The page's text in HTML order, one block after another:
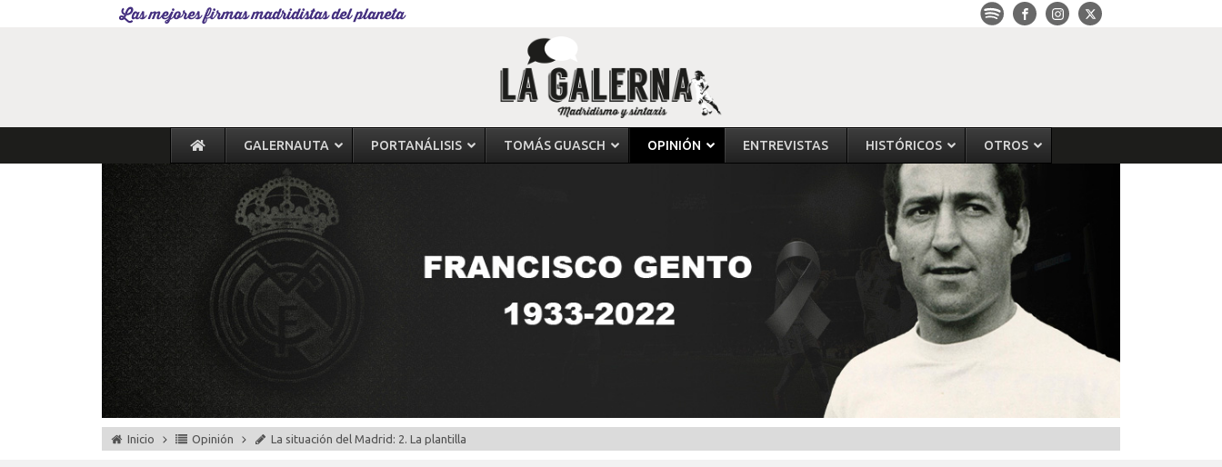
Las mejores firmas madridistas del planeta
GALERNAUTA PORTANÁLISIS TOMÁS GUASCH OPINIÓN ENTREVISTAS HISTÓRICOS OTROS
Inicio Opinión La situación del Madrid: 2. La plantilla